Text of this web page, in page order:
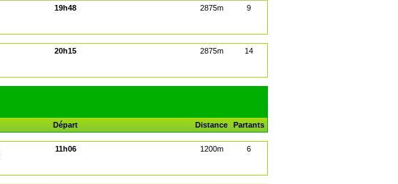
19h48 2875m 9
20h15 2875m 14
Départ Distance Partants
11h06 1200m 6